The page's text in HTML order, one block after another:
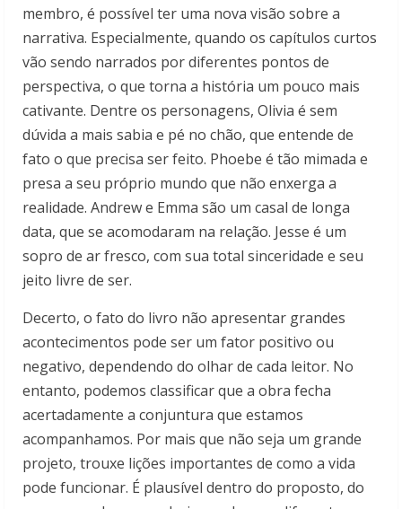
membro, é possível ter uma nova visão sobre a
narrativa. Especialmente, quando os capítulos curtos
vão sendo narrados por diferentes pontos de
perspectiva, o que torna a história um pouco mais
cativante. Dentre os personagens, Olivia é sem
dúvida a mais sabia e pé no chão, que entende de
fato o que precisa ser feito. Phoebe é tão mimada e
presa a seu próprio mundo que não enxerga a
realidade. Andrew e Emma são um casal de longa
data, que se acomodaram na relação. Jesse é um
sopro de ar fresco, com sua total sinceridade e seu
jeito livre de ser.
Decerto, o fato do livro não apresentar grandes
acontecimentos pode ser um fator positivo ou
negativo, dependendo do olhar de cada leitor. No
entanto, podemos classificar que a obra fecha
acertadamente a conjuntura que estamos
acompanhamos. Por mais que não seja um grande
projeto, trouxe lições importantes de como a vida
pode funcionar. É plausível dentro do proposto, do